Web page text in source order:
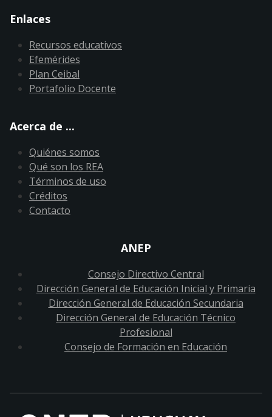
Enlaces
Recursos educativos
Efemérides
Plan Ceibal
Portafolio Docente
Acerca de ...
Quiénes somos
Qué son los REA
Términos de uso
Créditos
Contacto
ANEP
Consejo Directivo Central
Dirección General de Educación Inicial y Primaria
Dirección General de Educación Secundaria
Dirección General de Educación Técnico
Profesional
Consejo de Formación en Educación